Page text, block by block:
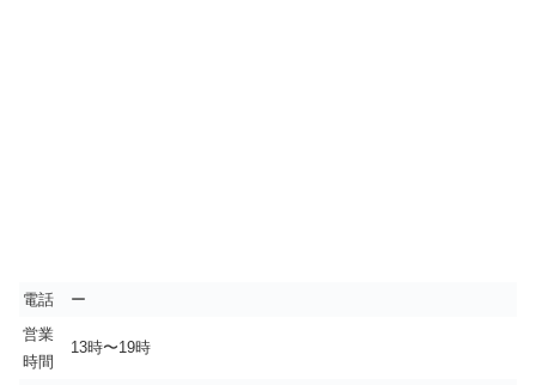
電話
ー
営業
時間
13時〜19時